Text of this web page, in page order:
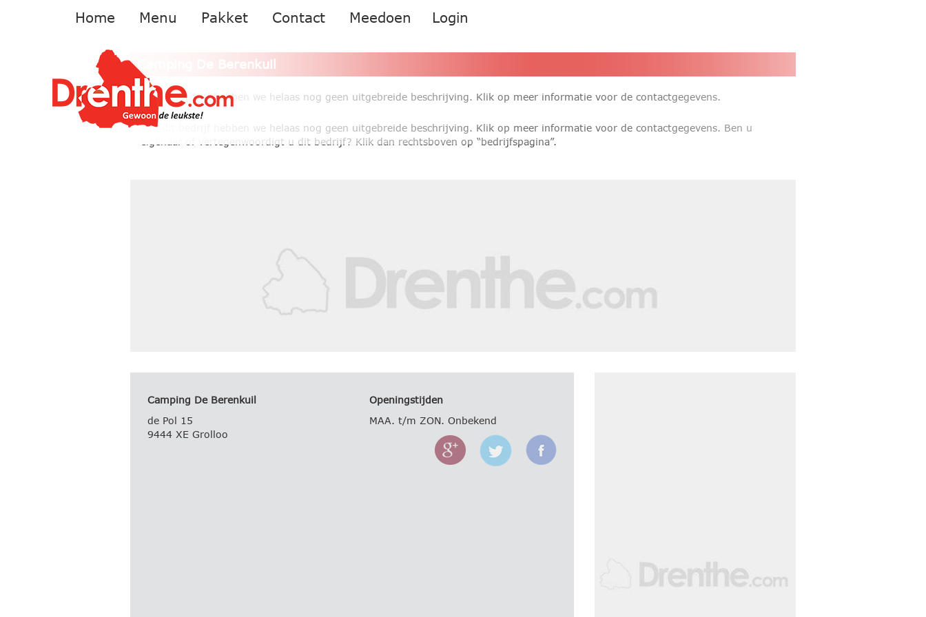
Home Menu Pakket Contact Meedoen Login
Camping De Berenkuil
Van dit bedrijf hebben we helaas nog geen uitgebreide beschrijving. Klik op meer informatie voor de contactgegevens.
Van dit bedrijf hebben we helaas nog geen uitgebreide beschrijving. Klik op meer informatie voor de contactgegevens. Ben u
eigenaar of vertegenwoordigt u dit bedrijf? Klik dan rechtsboven op “bedrijfspagina”.
Camping De Berenkuil
de Pol 15
9444 XE Grolloo
Openingstijden
MAA. t/m ZON. Onbekend